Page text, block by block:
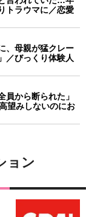
トラウマに／恋愛
、母親が猛クレー
／びっくり体験人
員から断られた」
望みしないのにお
ョン